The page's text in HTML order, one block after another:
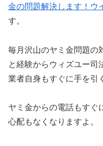
金の問題解決します！ウ
す。
毎月沢山のヤミ金問題の
と経験からウィズユー司
業者自身もすぐに手を引
ヤミ金からの電話もすぐ
心配もなくなりますよ。